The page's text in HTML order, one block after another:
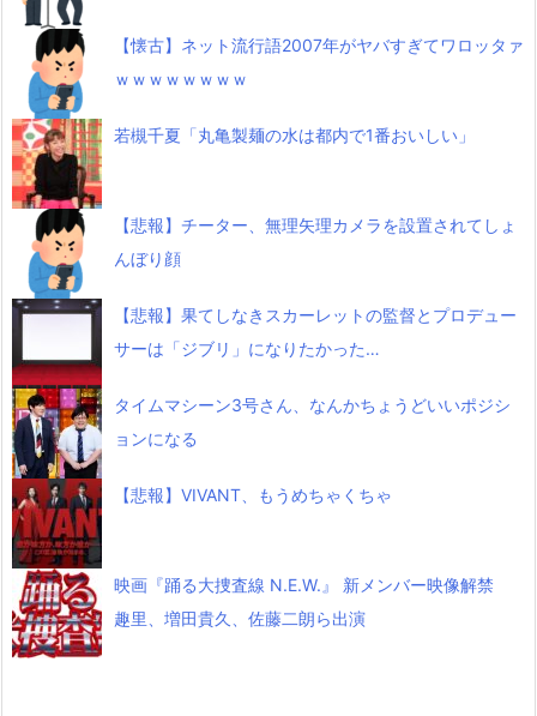
【懐古】ネット流行語2007年がヤバすぎてワロッタァ
ｗｗｗｗｗｗｗｗ
若槻千夏「丸亀製麺の水は都内で1番おいしい」
【悲報】チーター、無理矢理カメラを設置されてしょ
んぼり顔
【悲報】果てしなきスカーレットの監督とプロデュー
サーは「ジブリ」になりたかった…
タイムマシーン3号さん、なんかちょうどいいポジシ
ョンになる
【悲報】VIVANT、もうめちゃくちゃ
映画『踊る大捜査線 N.E.W.』 新メンバー映像解禁
趣里、増田貴久、佐藤二朗ら出演